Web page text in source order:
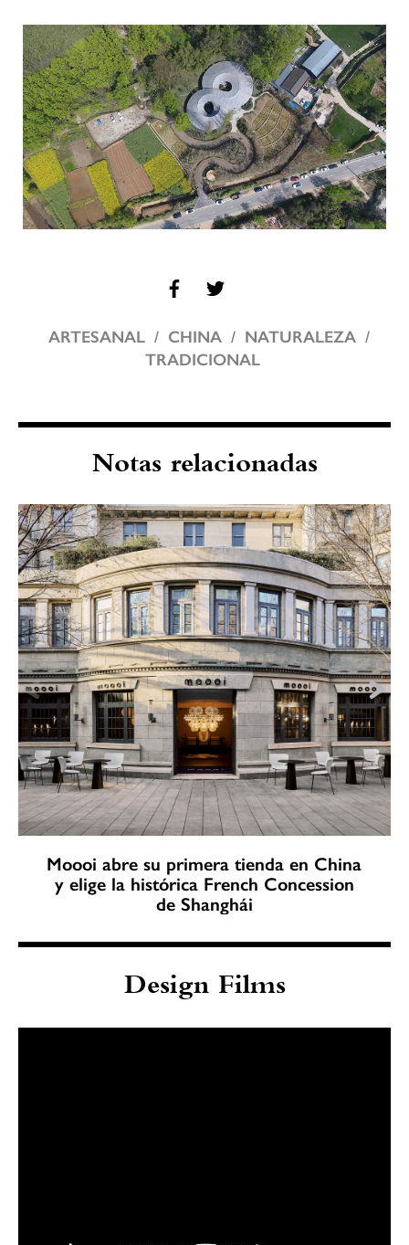
ARTESANAL CHINA
NATURALEZA
TRADICIONAL
Notas relacionadas
Moooi abre su primera tienda en China
y elige la histórica French Concession
de Shanghái
Design Films